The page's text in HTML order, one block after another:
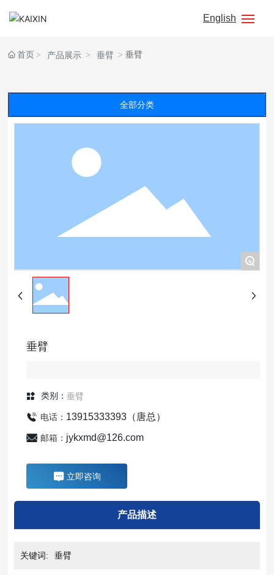
网站首页
产品展示
English
首页 产品展示 垂臂 垂臂
全部分类
+
垂臂
类别：垂臂
电话： 13915333393（唐总）
邮箱： jykxmd@126.com
立即咨询
产品描述
关键词: 垂臂